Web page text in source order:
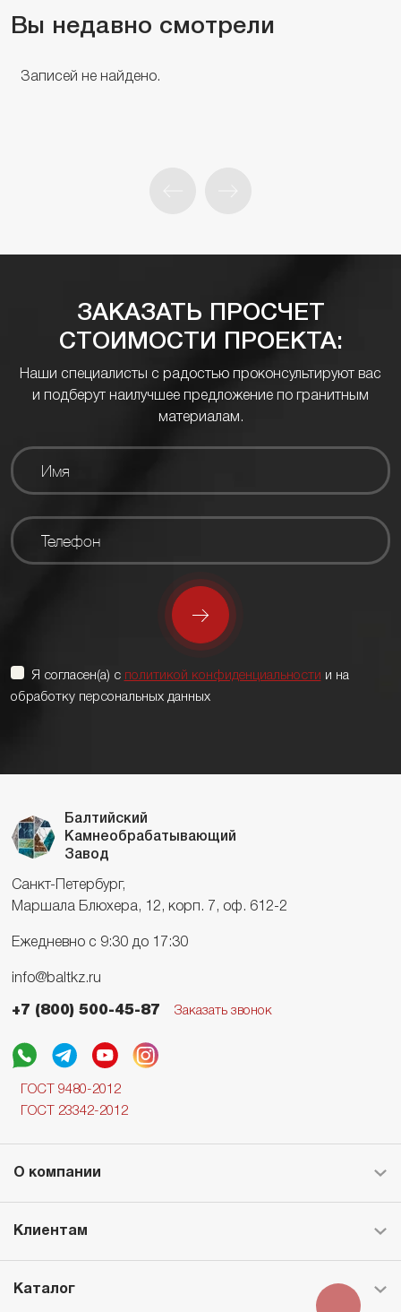
Вы недавно смотрели
Записей не найдено.
ЗАКАЗАТЬ ПРОСЧЕТ
СТОИМОСТИ ПРОЕКТА:
Наши специалисты с радостью проконсультируют вас
и подберут наилучшее предложение по гранитным
материалам.
Я согласен(а) с политикой конфиденциальности и на
обработку персональных данных
Балтийский
Камнеобрабатывающий
Завод
Санкт-Петербург,
Маршала Блюхера, 12, корп. 7, оф. 612-2
Ежедневно с 9:30 до 17:30
info@baltkz.ru
+7 (800) 500-45-87 Заказать звонок
ГОСТ 9480-2012
ГОСТ 23342-2012
О компании
Клиентам
Каталог